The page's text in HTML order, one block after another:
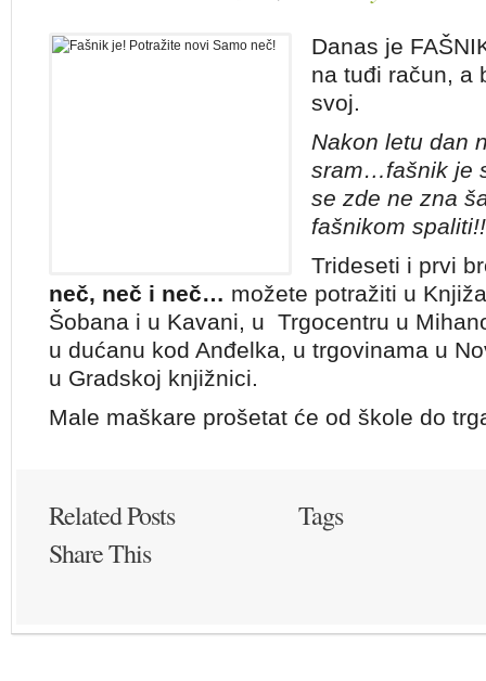
Danas je
na tuđi račun, a
svoj.
Nakon letu dan
sram…fašnik je
se zde ne zna
fašnikom
Trideseti i prvi
neč, neč i neč… možete potražiti u
Šobana i u Kavani, u Trgocentru u
u dućanu kod Anđelka, u trgovinama u
u Gradskoj knjižnici.
Male maškare prošetat će od škole do
Related Posts
Tags
Share This